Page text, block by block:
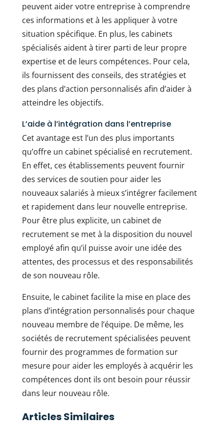
peuvent aider votre entreprise à comprendre
ces informations et à les appliquer à votre
situation spécifique. En plus, les cabinets
spécialisés aident à tirer parti de leur propre
expertise et de leurs compétences. Pour cela,
ils fournissent des conseils, des stratégies et
des plans d’action personnalisés afin d’aider à
atteindre les objectifs.
L’aide à l’intégration dans l’entreprise
Cet avantage est l’un des plus importants
qu’offre un cabinet spécialisé en recrutement.
En effet, ces établissements peuvent fournir
des services de soutien pour aider les
nouveaux salariés à mieux s’intégrer facilement
et rapidement dans leur nouvelle entreprise.
Pour être plus explicite, un cabinet de
recrutement se met à la disposition du nouvel
employé afin qu’il puisse avoir une idée des
attentes, des processus et des responsabilités
de son nouveau rôle.
Ensuite, le cabinet facilite la mise en place des
plans d’intégration personnalisés pour chaque
nouveau membre de l’équipe. De même, les
sociétés de recrutement spécialisées peuvent
fournir des programmes de formation sur
mesure pour aider les employés à acquérir les
compétences dont ils ont besoin pour réussir
dans leur nouveau rôle.
Articles Similaires